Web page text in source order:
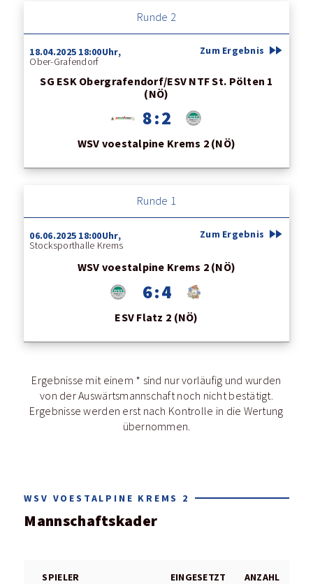
Runde 2
18.04.2025 18:00Uhr,
Ober-Grafendorf
SG ESK Obergrafendorf/ESV NTF St. Pölten 1
(NÖ)
8 : 2
WSV voestalpine Krems 2 (NÖ)
Zum Ergebnis fast_forward
Runde 1
06.06.2025 18:00Uhr,
Stocksporthalle Krems
WSV voestalpine Krems 2 (NÖ)
6 : 4
ESV Flatz 2 (NÖ)
Zum Ergebnis fast_forward
Ergebnisse mit einem * sind nur vorläufig und wurden
von der Auswärtsmannschaft noch nicht bestätigt.
Ergebnisse werden erst nach Kontrolle in die Wertung
übernommen.
WSV VOESTALPINE KREMS 2
Mannschaftskader
SPIELER EINGESETZT
ANZAHL